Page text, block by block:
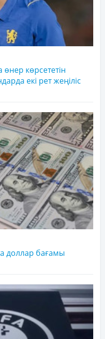
көрсететін
екі рет жеңіліс
доллар бағамы